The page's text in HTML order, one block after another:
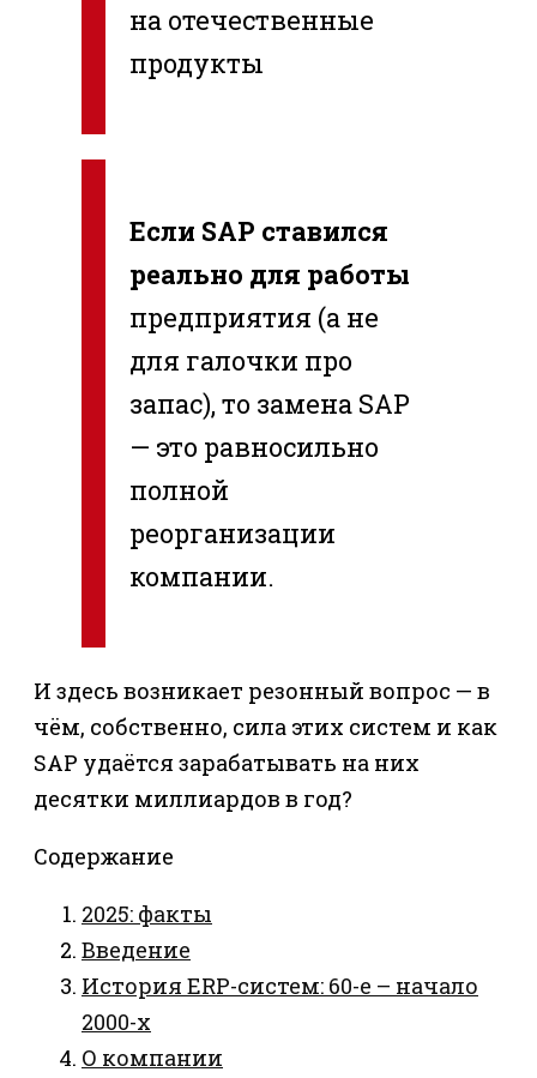
на отечественные
продукты
Если SAP ставился
реально для работы
предприятия (а не
для галочки про
запас), то замена SAP
— это равносильно
полной
реорганизации
компании.
И здесь возникает резонный вопрос — в
чём, собственно, сила этих систем и как
SAP удаётся зарабатывать на них
десятки миллиардов в год?
Содержание
2025: факты
Введение
История ERP-систем: 60-e – начало
2000-х
О компании